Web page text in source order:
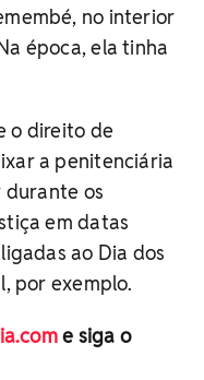
no interior
época, ela tinha
o direito de
a penitenciária
durante os
em datas
ao Dia dos
por exemplo.
e siga o